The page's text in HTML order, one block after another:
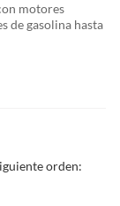
motores
de gasolina hasta
orden: